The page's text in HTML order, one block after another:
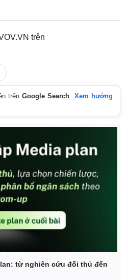
trên
trênGoogle Search. Xem hướng
từ nghiên cứu đối thủ đến